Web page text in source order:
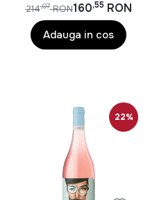
moștenirea regiunii Puglia.
160,55 RON
214,07 RON
Adauga in cos
22%